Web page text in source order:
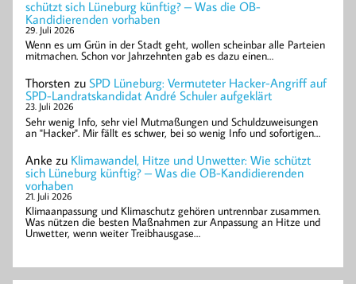
schützt sich Lüneburg künftig? – Was die OB-
Kandidierenden vorhaben
29. Juli 2026
Wenn es um Grün in der Stadt geht, wollen scheinbar alle Parteien
mitmachen. Schon vor Jahrzehnten gab es dazu einen…
Thorsten zu SPD Lüneburg: Vermuteter Hacker-Angriff auf
SPD-Landratskandidat André Schuler aufgeklärt
23. Juli 2026
Sehr wenig Info, sehr viel Mutmaßungen und Schuldzuweisungen
an "Hacker". Mir fällt es schwer, bei so wenig Info und sofortigen…
Anke zu Klimawandel, Hitze und Unwetter: Wie schützt
sich Lüneburg künftig? – Was die OB-Kandidierenden
vorhaben
21. Juli 2026
Klimaanpassung und Klimaschutz gehören untrennbar zusammen.
Was nützen die besten Maßnahmen zur Anpassung an Hitze und
Unwetter, wenn weiter Treibhausgase…